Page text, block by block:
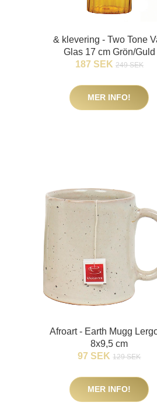
& klevering - Two Tone
Glas 17 cm Grön/Guld
187 SEK 249 SEK
MER INFO!
Afroart - Earth Mugg
8x9,5 cm
97 SEK129 SEK
MER INFO!